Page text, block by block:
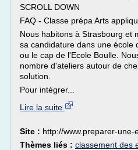
SCROLL DOWN
FAQ - Classe prépa Arts
Nous habitons à Strasbourg et
sa candidature dans une école
ou le cap de l'Ecole Boulle.
nombre d'ateliers autour de
solution.
Pour intégrer...
Lire la suite
Site : http://www.preparer-une-
Thèmes liés : classement des